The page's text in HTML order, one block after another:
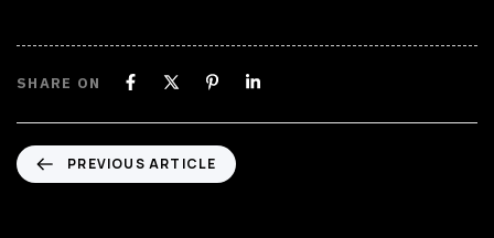
SHARE ON
PREVIOUS ARTICLE